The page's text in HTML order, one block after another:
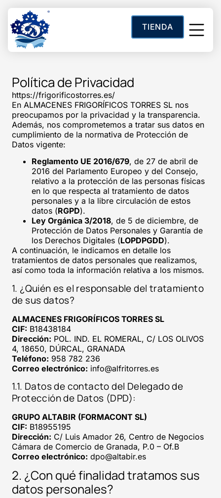
TIENDA
Política de Privacidad
https://frigorificostorres.es/
En ALMACENES FRIGORÍFICOS TORRES SL nos
preocupamos por la privacidad y la transparencia.
Además, nos comprometemos a tratar sus datos en
cumplimiento de la normativa de Protección de
Datos vigente:
Reglamento UE 2016/679, de 27 de abril de
2016 del Parlamento Europeo y del Consejo,
relativo a la protección de las personas físicas
en lo que respecta al tratamiento de datos
personales y a la libre circulación de estos
datos (RGPD).
Ley Orgánica 3/2018, de 5 de diciembre, de
Protección de Datos Personales y Garantía de
los Derechos Digitales (LOPDPGDD).
A continuación, le indicamos en detalle los
tratamientos de datos personales que realizamos,
así como toda la información relativa a los mismos.
1. ¿Quién es el responsable del tratamiento
de sus datos?
ALMACENES FRIGORÍFICOS TORRES SL
CIF: B18438184
Dirección: POL. IND. EL ROMERAL, C/ LOS OLIVOS
4, 18650, DÚRCAL, GRANADA
Teléfono: 958 782 236
Correo electrónico: info@alfritorres.es
1.1. Datos de contacto del Delegado de
Protección de Datos (DPD):
GRUPO ALTABIR (FORMACONT SL)
CIF: B18955195
Dirección: C/ Luis Amador 26, Centro de Negocios
Cámara de Comercio de Granada, P.0 – Of.B
Correo electrónico: dpo@altabir.es
2. ¿Con qué finalidad tratamos sus
datos personales?